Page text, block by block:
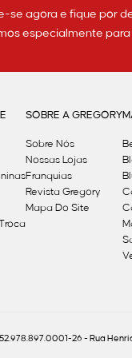
se agora e fique por
especialmente para
SOBRE A GREGORY
Sobre Nós
Nossas Lojas
Franquias
Revista Gregory
Mapa Do Site
26 - Rua